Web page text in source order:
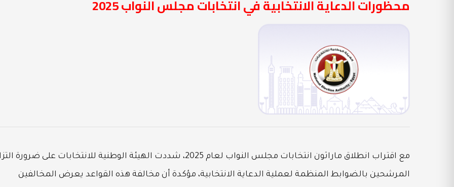
محظورات الدعاية الانتخابية في انتخابات مجلس النواب 2025
مع اقتراب انطلاق ماراثون انتخابات مجلس النواب لعام 2025، شددت الهيئة الوطنية للانتخابات على ضرورة
المرشحين بالضوابط المنظمة لعملية الدعاية الانتخابية، مؤكدة أن مخالفة هذه القواعد يعرض المخالفين